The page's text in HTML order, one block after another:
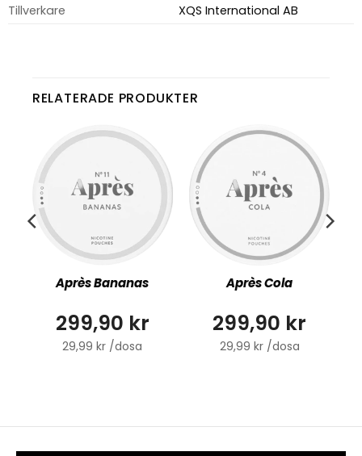
Tillverkare XQS International AB
RELATERADE PRODUKTER
Après Bananas
299,90 kr
29,99 kr /dosa
Après Cola
299,90 kr
29,99 kr /dosa